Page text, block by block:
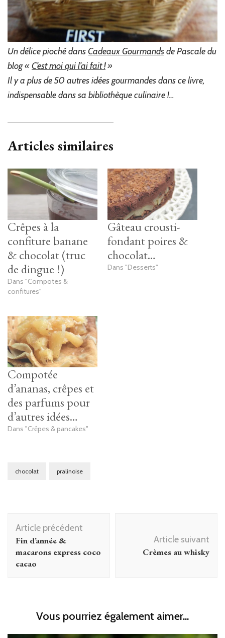
Un délice pioché dansCadeaux Gourmandsde Pascale du
blog «C’est moi qui l’ai fait !»
Il y a plus de 50 autres idées gourmandes dans ce livre,
indispensable dans sa bibliothèque culinaire !…
Articles similaires
Crêpes à la
confiture banane
& chocolat (truc
de dingue !)
Dans "Compotes &
confitures"
Gâteau crousti-
fondant poires &
chocolat…
Dans "Desserts"
Compotée
d’ananas, crêpes et
des parfums pour
d’autres idées…
Dans "Crêpes & pancakes"
chocolat pralinoise
Navigation
d'article
Article précédent
Fin d’année &
macarons express coco
cacao
Article suivant
Crèmes au whisky
Vous pourriez également aimer...